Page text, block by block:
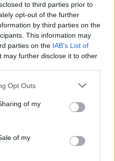
to third parties prior to
opt-out of the further
by third parties on the
This information may
parties on the IAB’s List of
may further disclose it to other
uses one or more Google
behaviour. You may click to
and its third-party tags to
purposes in below Google
Opt Outs
of my
of my
ίσο με 1/15 του μισού
ενώ για τους
για κάθε οκτώ
της εργασιακής
διαρκέσει λιγότερο
που η εργασία
την 30ή Απριλίου
και όλες οι